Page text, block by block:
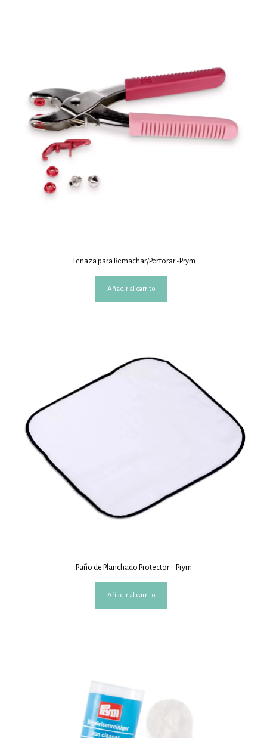
Tenaza para Remachar/Perforar -Prym
Añadir al carrito
Paño de Planchado Protector – Prym
Añadir al carrito